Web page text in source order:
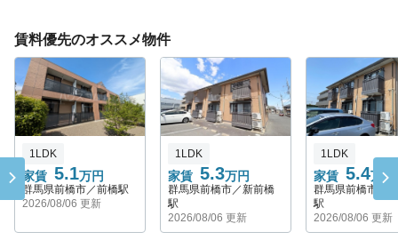
賃料優先のオススメ物件
家賃 5.1万円
1LDK
群馬県前橋市／前橋駅
2026/08/06 更新
家賃 5.3万円
1LDK
群馬県前橋市／新前橋
駅
2026/08/06 更新
家賃 5.4万円
1LDK
群馬県前橋市／
駅
2026/08/06 更新